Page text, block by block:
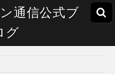
通信公式ブ
グ